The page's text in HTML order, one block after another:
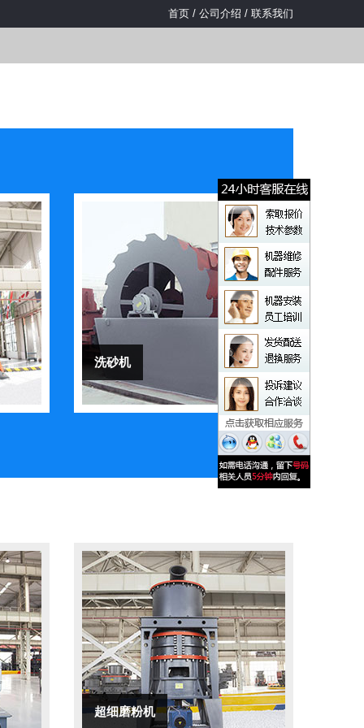
首页 / 公司介绍 / 联系我们
洗砂机
超细磨粉机